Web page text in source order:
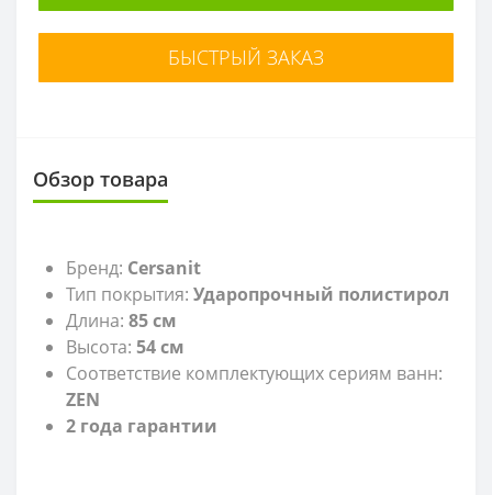
БЫСТРЫЙ ЗАКАЗ
Обзор товара
Бренд: Cersanit
Тип покрытия: Ударопрочный полистирол
Длина: 85 см
Высота: 54 см
Соответствие комплектующих сериям ванн:
ZEN
2 года гарантии